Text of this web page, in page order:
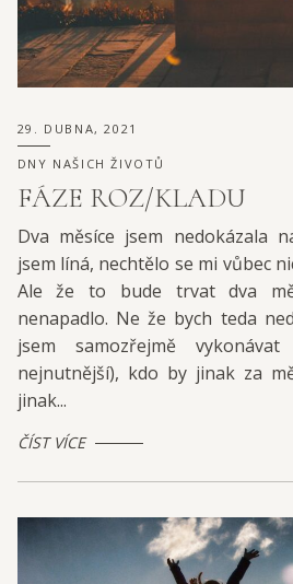
29. DUBNA, 2021
DNY NAŠICH ŽIVOTŮ
FÁZE ROZ/KLADU
Dva měsíce jsem nedokázala
jsem líná, nechtělo se mi vůbec
Ale že to bude trvat dva
nenapadlo. Ne že bych teda
jsem samozřejmě
nejnutnější), kdo by jinak za
jinak...
ČÍST VÍCE